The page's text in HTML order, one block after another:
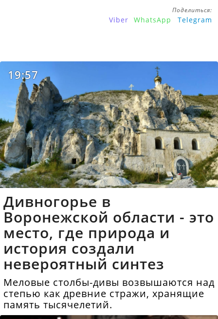
Поделиться:
Viber WhatsApp Telegram
19:57
Дивногорье в
Воронежской области - это
место, где природа и
история создали
невероятный синтез
Меловые столбы-дивы возвышаются над
степью как древние стражи, хранящие
память тысячелетий.